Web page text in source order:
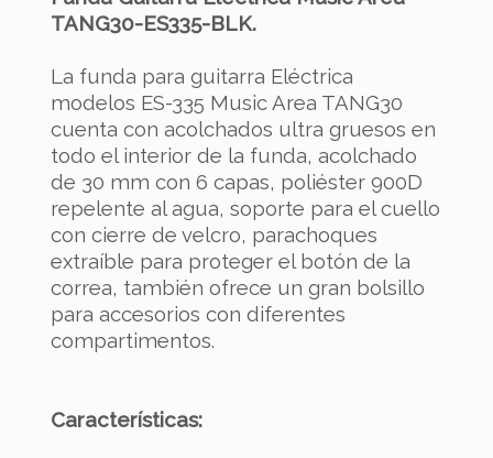
TANG30-ES335-BLK.
La funda para guitarra Eléctrica
modelos ES-335 Music Area TANG30
cuenta con acolchados ultra gruesos en
todo el interior de la funda, acolchado
de 30 mm con 6 capas, poliéster 900D
repelente al agua, soporte para el cuello
con cierre de velcro, parachoques
extraíble para proteger el botón de la
correa, también ofrece un gran bolsillo
para accesorios con diferentes
compartimentos.
Características:
MUSIC AREA TANG30-
DA-BLK Guitarra
acústica
MUSIC AREA TANG30-
DA-GRY Guitarra
acústica
139,00 € 139,00 €